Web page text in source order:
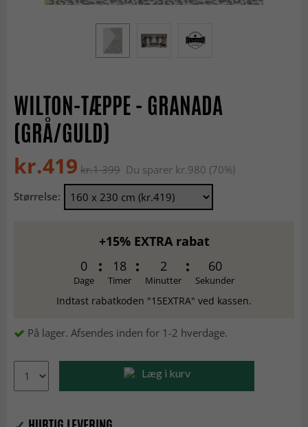
WILTON-TÆPPE - GRANADA
(GRÅ/GULD)
kr.419 kr.1 399 Du sparer kr.980 (70%)
Størrelse:
+15% EXTRA rabat
0
Dage
18
Timer
2
Minutter
59
Sekunder
Indtast rabatkoden "15EXTRA" ved kassen.
På lager. Afsendes inden for 1-2 hverdage.
Læg i kurv